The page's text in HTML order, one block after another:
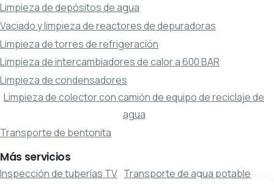
Limpieza de depósitos de agua
Vaciado y limpieza de reactores de depuradoras
Limpieza de torres de refrigeración
Limpieza de intercambiadores de calor a 600 BAR
Limpieza de condensadores
Limpieza de colector con camión de equipo de reciclaje de
agua
Transporte de bentonita
Más servicios
Inspección de tuberías TV Transporte de agua potable